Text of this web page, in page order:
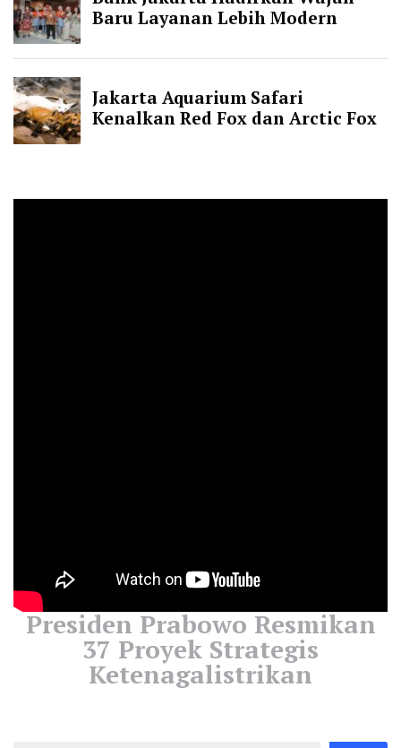
Presiden Prabowo Resmikan
37 Proyek Strategis
Ketenagalistrikan